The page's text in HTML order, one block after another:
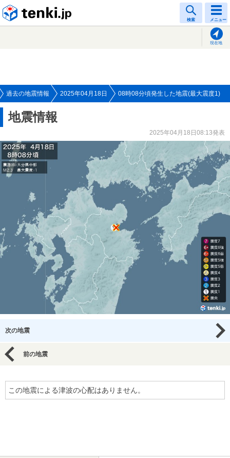
検索 メニュー
現在地
過去の地震情報 2025年04月18日 08時08分頃発生した地震(最大震度1)
地震情報
2025年04月18日08:13発表
次の地震
前の地震
この地震による津波の心配はありません。